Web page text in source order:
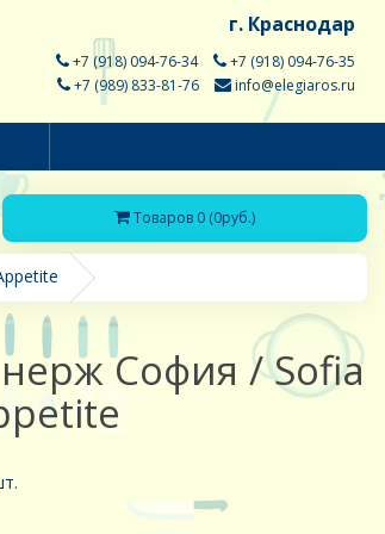
г. Краснодар
+7 (918) 094-76-34
+7 (918) 094-76-35
+7 (989) 833-81-76
info@elegiaros.ru
Товаров 0 (0руб.)
София / Sofia